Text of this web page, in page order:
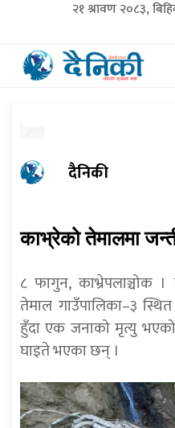
२१ श्रावण २०८३,
दैनिकी
काभ्रेको तेमालमा
८ फागुन, काभ्रेपलाञ्चोक
तेमाल गाउँपालिका–३
हुँदा एक जनाको मृत्यु
घाइते भएका छन् ।